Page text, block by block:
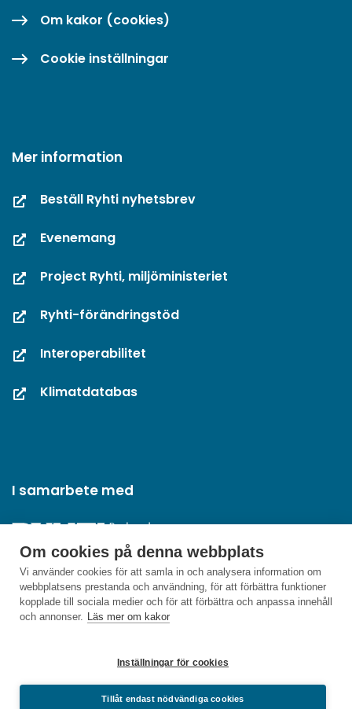
Om cookies på denna webbplats
Vi använder cookies för att samla in och analysera information om
webbplatsens prestanda och användning, för att förbättra funktioner
kopplade till sociala medier och för att förbättra och anpassa innehåll
och annonser. Läs mer om kakor
Inställningar för cookies
Tillåt endast nödvändiga cookies
Om kakor (cookies)
Cookie inställningar
Mer information
Beställ Ryhti nyhetsbrev
Evenemang
Project Ryhti, miljöministeriet
Ryhti-förändringstöd
Interoperabilitet
Klimatdatabas
I samarbete med